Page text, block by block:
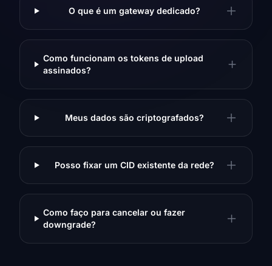
O que é um gateway dedicado?
Como funcionam os tokens de upload
assinados?
Meus dados são criptografados?
Posso fixar um CID existente da rede?
Como faço para cancelar ou fazer
downgrade?